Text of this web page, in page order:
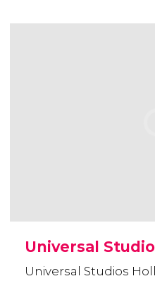
Universal
Universal Studios